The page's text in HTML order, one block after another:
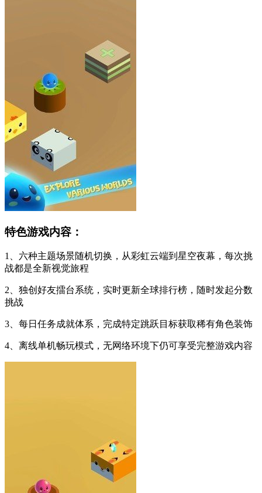
特色游戏内容：
1、六种主题场景随机切换，从彩虹云端到星空夜幕，每次挑
战都是全新视觉旅程
2、独创好友擂台系统，实时更新全球排行榜，随时发起分数
挑战
3、每日任务成就体系，完成特定跳跃目标获取稀有角色装饰
4、离线单机畅玩模式，无网络环境下仍可享受完整游戏内容